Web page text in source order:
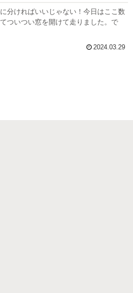
分ければいいじゃない！今日はここ数
ついつい窓を開けて走りました。で
2024.03.29